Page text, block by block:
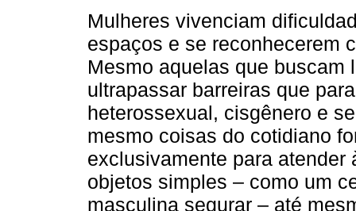
Mulheres vivenciam
espaços e se reconhecerem
Mesmo aquelas que buscam
ultrapassar barreiras que
heterossexual, cisgênero e
mesmo coisas do cotidiano
exclusivamente para
objetos simples – como um
masculina segurar – até